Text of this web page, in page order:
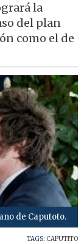
la
del plan
como el de
de Caputoto.
TAGS: CAPUTITO